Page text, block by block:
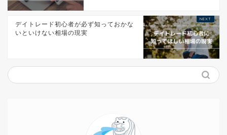
デイトレード初心者が必ず知っておかな
いといけない相場の現実